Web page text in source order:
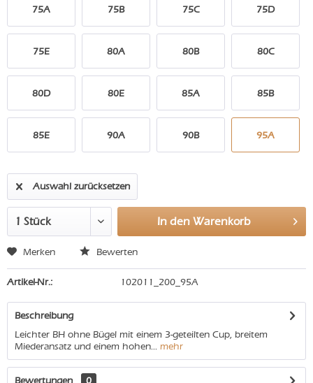
75A 75B 75C 75D
75E 80A 80B 80C
80D 80E 85A 85B
85E 90A 90B 95A
Auswahl zurücksetzen
In den Warenkorb
Merken Bewerten
Artikel-Nr.: 102011_200_95A
Beschreibung
Leichter BH ohne Bügel mit einem 3-geteilten Cup, breitem
Miederansatz und einem hohen... mehr